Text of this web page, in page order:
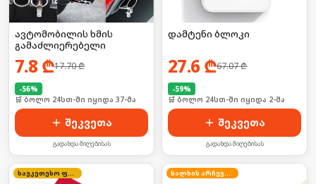
ავტომობილის ხმის
გამაძლიერებელი
7.8 ₾17.70₾
-56%
🛒 ბოლო 24სთ-ში იყიდა 37-მა
შეკვეთა
გადახდა მიღებისას
დამტენი ბლოკი
27.6 ₾67.07₾
-59%
⏱ ბოლო შეკვეთა 4 წუთის წინ
შეკვეთა
გადახდა მიღებისას
საუკეთესო ფასი ხალხის არჩევანი